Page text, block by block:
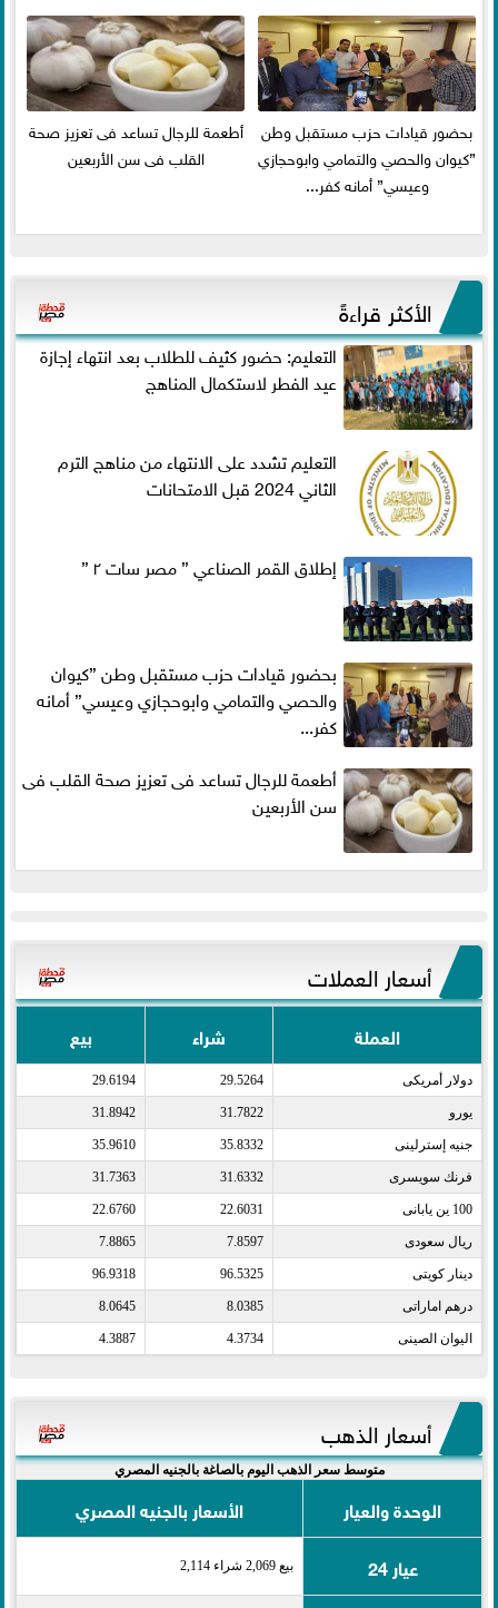
بحضور قيادات حزب مستقبل وطن
”كيوان والحصي والتمامي وابوحجازي
وعيسي” أمانه كفر...
أطعمة للرجال تساعد فى تعزيز صحة
القلب فى سن الأربعين
الأكثر قراءةً
التعليم: حضور كثيف للطلاب بعد انتهاء إجازة
عيد الفطر لاستكمال المناهج
التعليم تشدد على الانتهاء من مناهج الترم
الثاني 2024 قبل الامتحانات
إطلاق القمر الصناعي ” مصر سات ٢ ”
بحضور قيادات حزب مستقبل وطن ”كيوان
والحصي والتمامي وابوحجازي وعيسي” أمانه
كفر...
أطعمة للرجال تساعد فى تعزيز صحة القلب فى
سن الأربعين
أسعار العملات
العملة شراء بيع
دولار أمريكى​ 29.5264
29.6194
يورو​ 31.7822
31.8942
جنيه إسترلينى​ 35.8332
35.9610
فرنك سويسرى​ 31.6332
31.7363
100 ين يابانى​ 22.6031
22.6760
ريال سعودى​ 7.8597
7.8865
دينار كويتى​ 96.5325
96.9318
درهم اماراتى​ 8.0385
8.0645
اليوان الصينى​ 4.3734
4.3887
أسعار الذهب
متوسط سعر الذهب اليوم بالصاغة بالجنيه المصري
الوحدة والعيار
الأسعار بالجنيه المصري
عيار 24
بيع 2,069 شراء 2,114